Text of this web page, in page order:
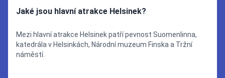
Jaké jsou hlavní atrakce Helsinek?
Mezi hlavní atrakce Helsinek patří pevnost Suomenlinna,
katedrála v Helsinkách, Národní muzeum Finska a Tržní
náměstí.